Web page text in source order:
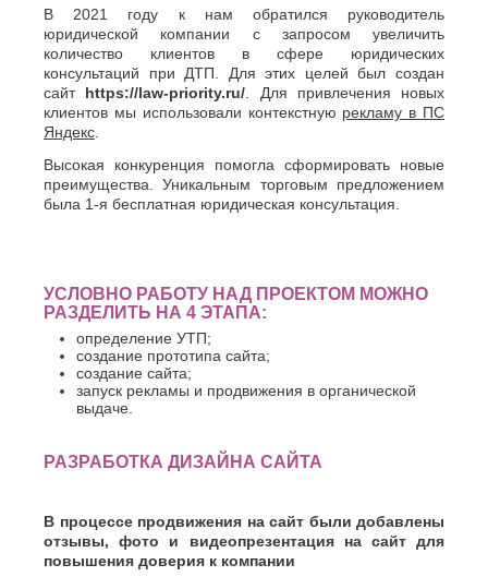
Березники
Благовещенск
Брянск
В
Великий
Новгород
Владикавказ
Владимир
Волгоград
Вологда
Воронеж
Геленджик
Грозный
Дербент
Димитровград
Е
Обнинск
Одинцово
Октябрьский
Омск
Оренбург
Орехово-
Зуево
Орск
Первоуральск
Пермь
Петрозаводск
Подольск
Псков
Пушкино
Р
Дону
Рыбинск
Рязань
В 2021 году к нам обратился руководитель
юридической компании с запросом увеличить
количество клиентов в сфере юридических
консультаций при ДТП. Для этих целей был создан
сайт https://law-priority.ru/ . Для привлечения новых
клиентов мы использовали контекстную рекламу в ПС
Яндекс
Высокая конкуренция помогла сформировать новые
преимущества. Уникальным торговым предложением
была 1-я бесплатная юридическая консультация.
УСЛОВНО РАБОТУ НАД ПРОЕКТОМ МОЖНО
РАЗДЕЛИТЬ НА 4 ЭТАПА:
определение УТП;
создание прототипа сайта;
создание сайта;
запуск рекламы и продвижения в органической
выдаче.
РАЗРАБОТКА ДИЗАЙНА САЙТА
В процессе продвижения на сайт были добавлены
отзывы, фото и видеопрезентация на сайт для
повышения доверия к компании